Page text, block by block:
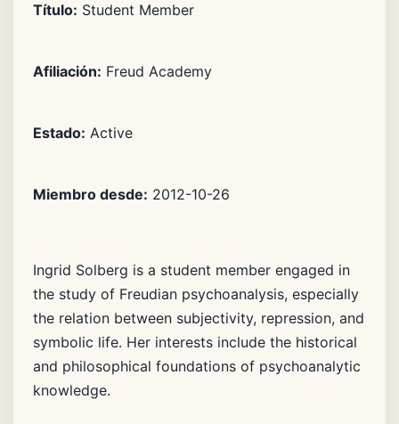
Título: Student Member
Afiliación: Freud Academy
Estado: Active
Miembro desde: 2012-10-26
Ingrid Solberg is a student member engaged in
the study of Freudian psychoanalysis, especially
the relation between subjectivity, repression, and
symbolic life. Her interests include the historical
and philosophical foundations of psychoanalytic
knowledge.